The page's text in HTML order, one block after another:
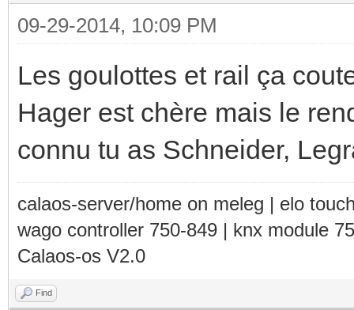
09-29-2014, 10:09 PM
Les goulottes et rail ça
Hager est chère mais le
connu tu as Schneider,
calaos-server/home on meleg | elo
wago controller 750-849 | knx module
Calaos-os V2.0
Find